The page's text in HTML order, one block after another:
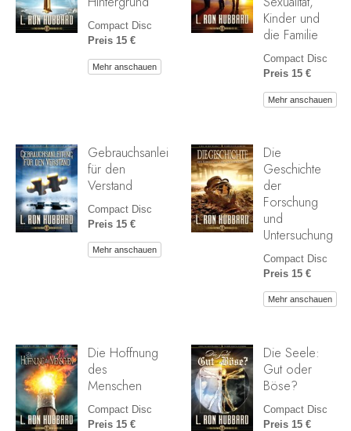
Compact Disc
Preis 15 €
Mehr anschauen
Kinder und
die Familie
Compact Disc
Preis 15 €
Mehr anschauen
Gebrauchsanleitung
für den
Verstand
Compact Disc
Preis 15 €
Mehr anschauen
Die
Geschichte
der
Forschung
und
Untersuchung
Compact Disc
Preis 15 €
Mehr anschauen
Die Hoffnung
des
Menschen
Compact Disc
Preis 15 €
Die Seele:
Gut oder
Böse?
Compact Disc
Preis 15 €